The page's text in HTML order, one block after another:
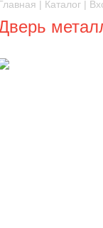
| Каталог |